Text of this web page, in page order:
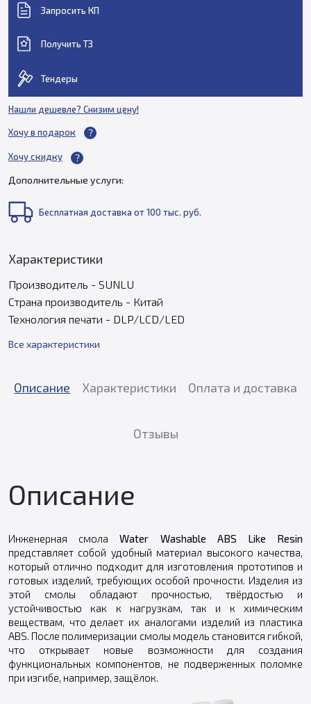
Дополнительные услуги:
Бесплатная доставка от 100 тыс. руб.
Характеристики
Производитель - SUNLU
Страна производитель - Китай
Технология печати - DLP/LCD/LED
Все характеристики
Запросить КП
Получить ТЗ
Тендеры
Нашли дешевле? Снизим цену!
Хочу в подарок
Хочу скидку
Описание Характеристики Оплата и доставка
Отзывы
Описание
Инженерная смолаWater Washable ABS Like Resin
представляет собой удобный материал высокого качества,
который отлично подходит для изготовления прототипов и
готовых изделий, требующих особой прочности. Изделия из
этой смолы обладают прочностью, твёрдостью и
устойчивостью как к нагрузкам, так и к химическим
веществам, что делает их аналогами изделий из пластика
ABS. После полимеризации смолы модель становится гибкой,
что открывает новые возможности для создания
функциональных компонентов, не подверженных поломке
при изгибе, например, защёлок.